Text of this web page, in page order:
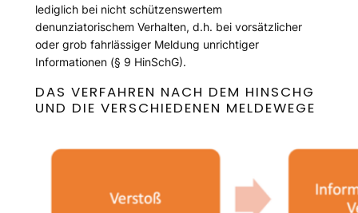
lediglich bei nicht schützenswertem
denunziatorischem Verhalten, d.h. bei vorsätzlicher
oder grob fahrlässiger Meldung unrichtiger
Informationen (§ 9 HinSchG).
DAS VERFAHREN NACH DEM HINSCHG
UND DIE VERSCHIEDENEN MELDEWEGE